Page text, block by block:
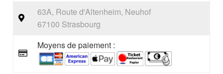
63A, Route d'Altenheim, Neuhof
67100 Strasbourg
Moyens de paiement :